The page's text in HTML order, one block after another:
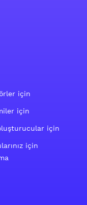
grubu linki
için
için
için
için